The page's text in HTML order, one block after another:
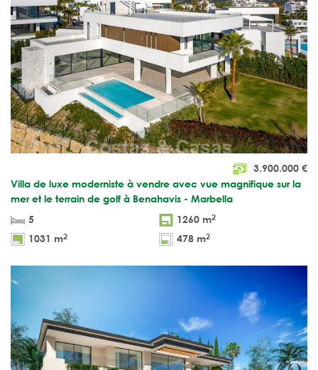
3.900.000 €
Villa de luxe moderniste à vendre avec vue magnifique sur la
mer et le terrain de golf à Benahavis - Marbella
5
1260 m2
1031 m2 478 m2